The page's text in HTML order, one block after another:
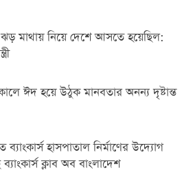
মাথায় নিয়ে দেশে আসতে হয়েছিল:
ঈদ হয়ে উঠুক মানবতার অনন্য দৃষ্টান্ত
ব্যাংকার্স হাসপাতাল নির্মাণের উদ্যোগ
ব্যাংকার্স ক্লাব অব বাংলাদেশ